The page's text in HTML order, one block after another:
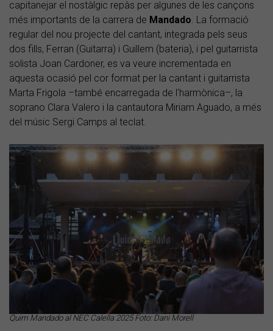
capitanejar el nostàlgic repàs per algunes de les cançons
més importants de la carrera de Mandado. La formació
regular del nou projecte del cantant, integrada pels seus
dos fills, Ferran (Guitarra) i Guillem (bateria), i pel guitarrista
solista Joan Cardoner, es va veure incrementada en
aquesta ocasió pel cor format per la cantant i guitarrista
Marta Frigola –també encarregada de l'harmònica–, la
soprano Clara Valero i la cantautora Miriam Aguado, a més
del músic Sergi Camps al teclat.
Quim Mandado al NEC Calella 2025 Foto: Dani Morell